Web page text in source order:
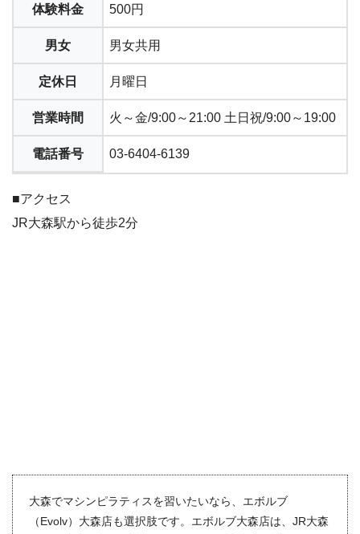
体験料金 500円
男女 男女共用
定休日 月曜日
営業時間 火～金/9:00～21:00 土日祝/9:00～19:00
電話番号 03-6404-6139
■アクセス
JR大森駅から徒歩2分
大森でマシンピラティスを習いたいなら、エボルブ
（Evolv）大森店も選択肢です。エボルブ大森店は、JR大森